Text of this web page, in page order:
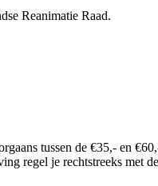
Reanimatie Raad.
tussen de €35,- en
regel je rechtstreeks met